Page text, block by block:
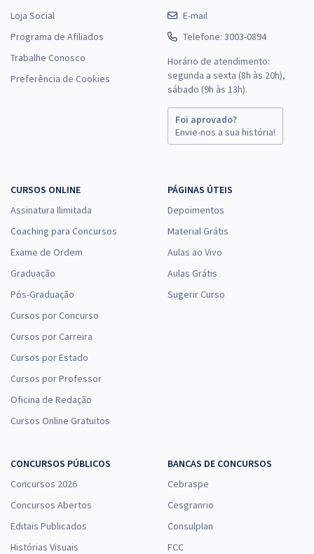
Loja Social
Programa de Afiliados
Trabalhe Conosco
Preferência de Cookies
E-mail
Telefone: 3003-0894
Horário de atendimento:
segunda a sexta (8h às 20h),
sábado (9h às 13h).
Foi aprovado?
Envie-nos a sua história!
CURSOS ONLINE
Assinatura Ilimitada
Coaching para Concursos
Exame de Ordem
Graduação
Pós-Graduação
Cursos por Concurso
Cursos por Carreira
Cursos por Estado
Cursos por Professor
Oficina de Redação
Cursos Online Gratuitos
PÁGINAS ÚTEIS
Depoimentos
Material Grátis
Aulas ao Vivo
Aulas Grátis
Sugerir Curso
CONCURSOS PÚBLICOS
Concursos 2026
Concursos Abertos
Editais Publicados
Histórias Visuais
BANCAS DE CONCURSOS
Cebraspe
Cesgranrio
Consulplan
FCC